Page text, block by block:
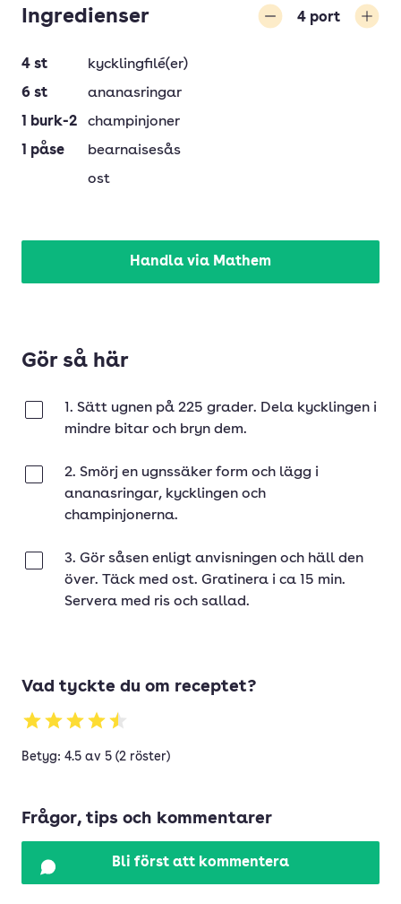
Ingredienser 4 port
4 st
kycklingfilé(er)
6 st
ananasringar
1
burk-2
champinjoner
1 påse
bearnaisesås
ost
Handla via Mathem
Gör så här
1. Sätt ugnen på 225 grader. Dela kycklingen i
mindre bitar och bryn dem.
2. Smörj en ugnssäker form och lägg i
ananasringar, kycklingen och
champinjonerna.
3. Gör såsen enligt anvisningen och häll den
över. Täck med ost. Gratinera i ca 15 min.
Servera med ris och sallad.
Vad tyckte du om receptet?
Betyg: 4.5 av 5 (2 röster)
Frågor, tips och kommentarer
Bli först att kommentera